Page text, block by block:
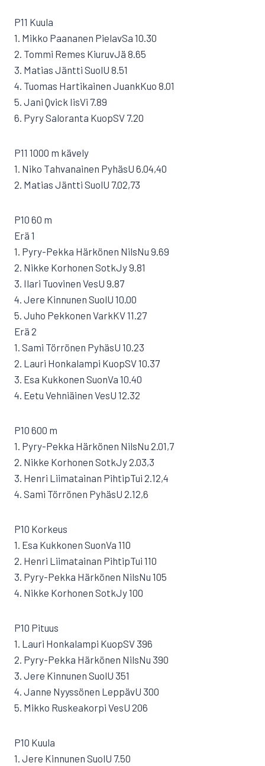
P11 Kuula
1. Mikko Paananen PielavSa 10.30
2. Tommi Remes KiuruvJä 8.65
3. Matias Jäntti SuolU 8.51
4. Tuomas Hartikainen JuankKuo 8.01
5. Jani Qvick IisVi 7.89
6. Pyry Saloranta KuopSV 7.20
P11 1000 m kävely
1. Niko Tahvanainen PyhäsU 6.04,40
2. Matias Jäntti SuolU 7.02,73
P10 60 m
Erä 1
1. Pyry-Pekka Härkönen NilsNu 9.69
2. Nikke Korhonen SotkJy 9.81
3. Ilari Tuovinen VesU 9.87
4. Jere Kinnunen SuolU 10.00
5. Juho Pekkonen VarkKV 11.27
Erä 2
1. Sami Törrönen PyhäsU 10.23
2. Lauri Honkalampi KuopSV 10.37
3. Esa Kukkonen SuonVa 10.40
4. Eetu Vehniäinen VesU 12.32
P10 600 m
1. Pyry-Pekka Härkönen NilsNu 2.01,7
2. Nikke Korhonen SotkJy 2.03,3
3. Henri Liimatainan PihtipTui 2.12,4
4. Sami Törrönen PyhäsU 2.12,6
P10 Korkeus
1. Esa Kukkonen SuonVa 110
2. Henri Liimatainan PihtipTui 110
3. Pyry-Pekka Härkönen NilsNu 105
4. Nikke Korhonen SotkJy 100
P10 Pituus
1. Lauri Honkalampi KuopSV 396
2. Pyry-Pekka Härkönen NilsNu 390
3. Jere Kinnunen SuolU 351
4. Janne Nyyssönen LeppävU 300
5. Mikko Ruskeakorpi VesU 206
P10 Kuula
1. Jere Kinnunen SuolU 7.50